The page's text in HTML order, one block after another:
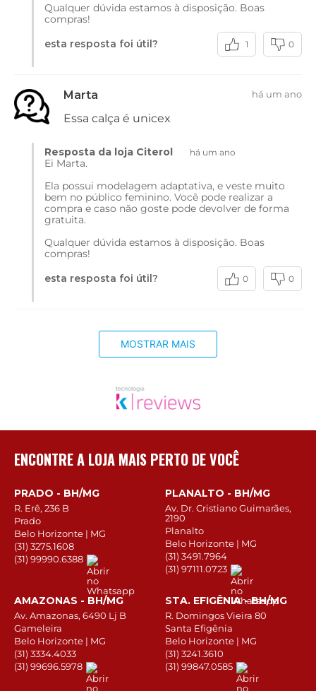
Qualquer dúvida estamos à disposição. Boas
compras!
esta resposta foi útil?
1 0
Marta há um ano
Essa calça é unicex
Resposta da loja Citerol há um ano
Ei Marta.
Ela possui modelagem adaptativa, e veste muito
bem no público feminino. Você pode realizar a
compra e caso não goste pode devolver de forma
gratuita.
Qualquer dúvida estamos à disposição. Boas
compras!
esta resposta foi útil?
0 0
MOSTRAR MAIS
ENCONTRE A LOJA MAIS PERTO DE VOCÊ
PRADO - BH/MG
R. Erê, 236 B
Prado
Belo Horizonte | MG
(31) 3275.1608
(31) 99990.6388
PLANALTO - BH/MG
Av. Dr. Cristiano Guimarães,
2190
Planalto
Belo Horizonte | MG
(31) 3491.7964
(31) 97111.0723
AMAZONAS - BH/MG
Av. Amazonas, 6490 Lj B
Gameleira
Belo Horizonte | MG
(31) 3334.4033
(31) 99696.5978
STA. EFIGÊNIA - BH/MG
R. Domingos Vieira 80
Santa Efigênia
Belo Horizonte | MG
(31) 3241.3610
(31) 99847.0585